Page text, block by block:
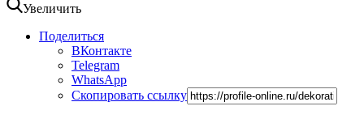
Увеличить
Поделиться
ВКонтакте
Telegram
WhatsApp
Скопировать ссылку